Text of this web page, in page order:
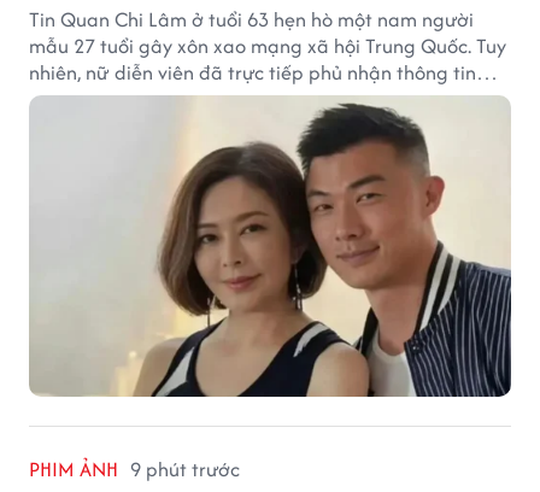
Tin Quan Chi Lâm ở tuổi 63 hẹn hò một nam người
mẫu 27 tuổi gây xôn xao mạng xã hội Trung Quốc. Tuy
nhiên, nữ diễn viên đã trực tiếp phủ nhận thông tin
này.
PHIM ẢNH 9 phút trước